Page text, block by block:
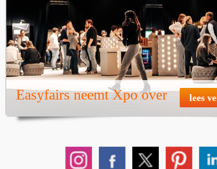
Easyfairs neemt Xpo over lees